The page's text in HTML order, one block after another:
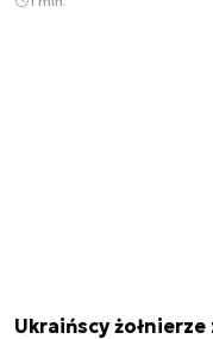
Ukraińscy